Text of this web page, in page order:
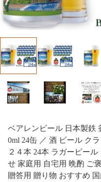
ベアレンビール 日本製鉄
0ml 24缶 ／ 酒 ビール ク
２４本 24本 ラガービー
せ 家庭用 自宅用 晩酌 ご
贈答用 贈り物 おすすめ